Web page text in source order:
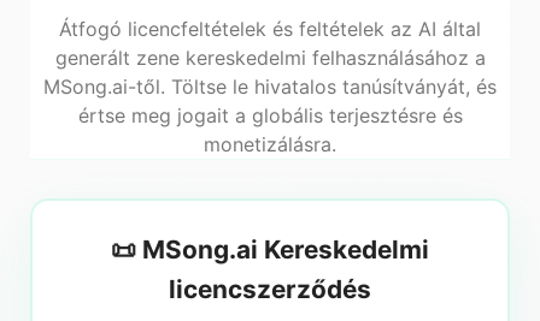
Átfogó licencfeltételek és feltételek az AI által
generált zene kereskedelmi felhasználásához a
MSong.ai-től. Töltse le hivatalos tanúsítványát, és
értse meg jogait a globális terjesztésre és
monetizálásra.
📜 MSong.ai Kereskedelmi
licencszerződés